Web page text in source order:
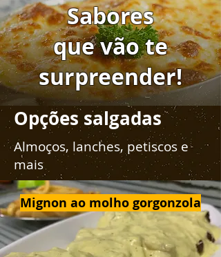
Sabores
que vão te
surpreender!
Opções salgadas
Almoços, lanches, petiscos e
mais
Mignon ao molho gorgonzola